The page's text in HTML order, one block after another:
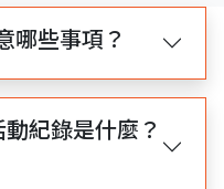
哪些事項？
紀錄是什麼？